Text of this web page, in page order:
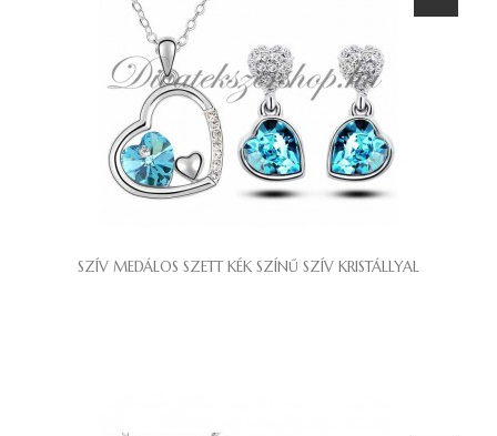
SZÍV MEDÁLOS SZETT KÉK SZÍNŰ SZÍV KRISTÁLLYAL